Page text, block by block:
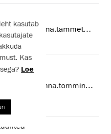
tiina.tammet@artun.ee
anna.tommingas@artun.ee
kasutab
Kas
Loe